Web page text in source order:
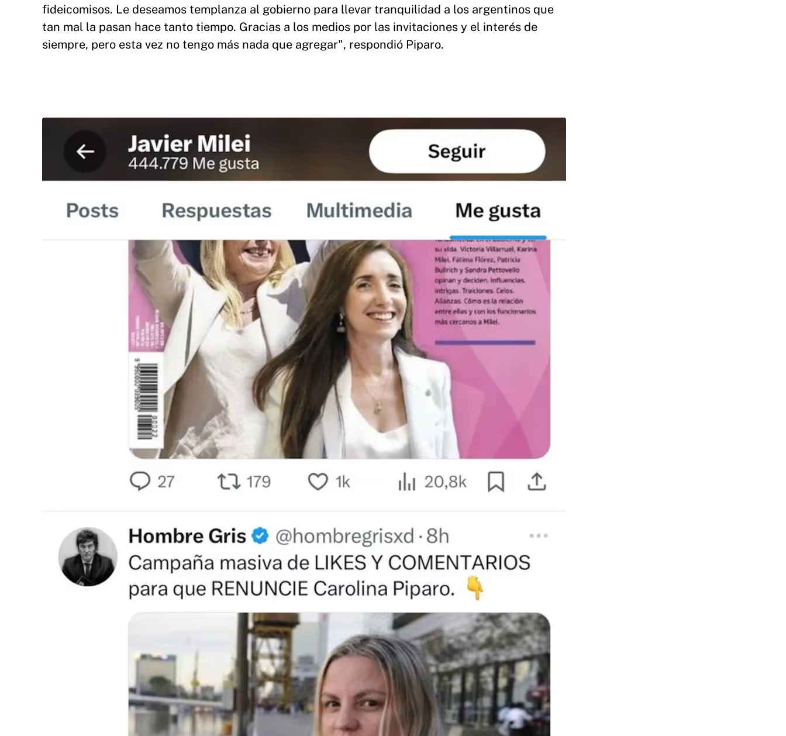
fideicomisos. Le deseamos templanza al gobierno para llevar tranquilidad a los argentinos que
tan mal la pasan hace tanto tiempo. Gracias a los medios por las invitaciones y el interés de
siempre, pero esta vez no tengo más nada que agregar", respondió Piparo.